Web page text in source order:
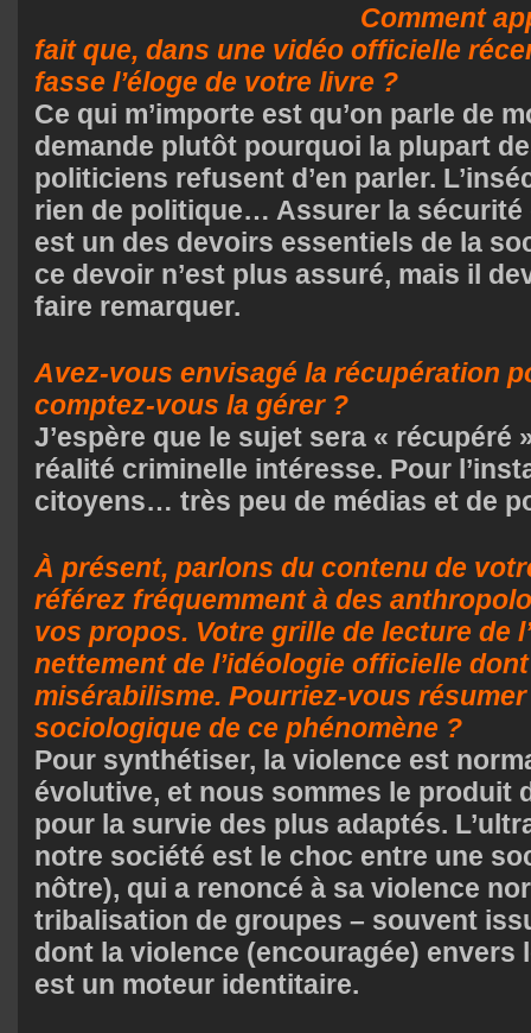
Comment
fait que, dans une vidéo officielle
fasse l’éloge de votre livre ?
Ce qui m’importe est qu’on parle de
demande plutôt pourquoi la plupart
politiciens refusent d’en parler.
rien de politique… Assurer la sécurité
est un des devoirs essentiels de la
ce devoir n’est plus assuré, mais il
faire remarquer.
Avez-vous envisagé la récupération
comptez-vous la gérer ?
J’espère que le sujet sera « récupéré
réalité criminelle intéresse. Pour
citoyens… très peu de médias et de
À présent, parlons du contenu de
référez fréquemment à des
vos propos. Votre grille de lecture de
nettement de l’idéologie officielle
misérabilisme. Pourriez-vous
sociologique de ce phénomène ?
Pour synthétiser, la violence est
évolutive, et nous sommes le produit
pour la survie des plus adaptés.
notre société est le choc entre une
nôtre), qui a renoncé à sa violence
tribalisation de groupes – souvent
dont la violence (encouragée) envers
est un moteur identitaire.